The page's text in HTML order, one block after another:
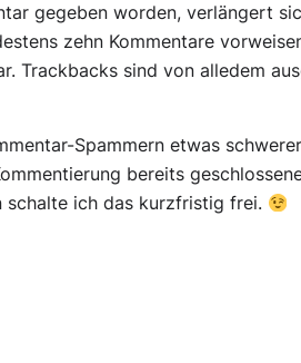
gegeben worden, verlängert
zehn Kommentare
Trackbacks sind von alledem
Spammern etwas
bereits
schalte ich das kurzfristig frei.